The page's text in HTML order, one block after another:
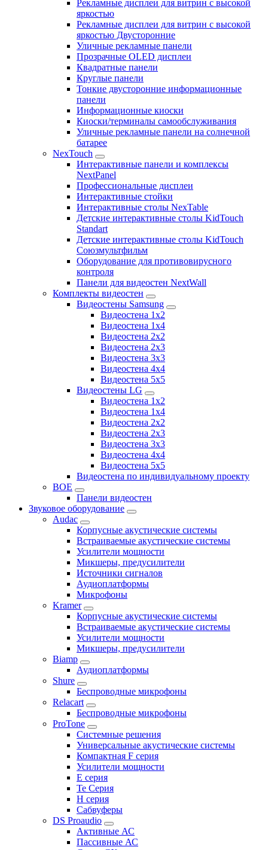
Рекламные дисплеи для витрин с высокой
яркостью
Рекламные дисплеи для витрин с высокой
яркостью Двусторонние
Уличные рекламные панели
Прозрачные OLED дисплеи
Квадратные панели
Круглые панели
Тонкие двусторонние информационные
панели
Информационные киоски
Киоски/терминалы самообслуживания
Уличные рекламные панели на солнечной
батарее
NexTouch
Интерактивные панели и комплексы
NextPanel
Профессиональные дисплеи
Интерактивные стойки
Интерактивные столы NexTable
Детские интерактивные столы KidTouch
Standart
Детские интерактивные столы KidTouch
Союзмультфильм
Оборудование для противовирусного
контроля
Панели для видеостен NextWall
Комплекты видеостен
Видеостены Samsung
Видеостена 1x2
Видеостена 1x4
Видеостена 2x2
Видеостена 2х3
Видеостена 3x3
Видеостена 4x4
Видеостена 5x5
Видеостены LG
Видеостена 1x2
Видеостена 1x4
Видеостена 2x2
Видеостена 2x3
Видеостена 3x3
Видеостена 4x4
Видеостена 5x5
Видеостена по индивидуальному проекту
BOE
Панели видеостен
Звуковое оборудование
Audac
Корпусные акустические системы
Встраиваемые акустические системы
Усилители мощности
Микшеры, предусилители
Источники сигналов
Аудиоплатформы
Микрофоны
Kramer
Корпусные акустические системы
Встраиваемые акустические системы
Усилители мощности
Микшеры, предусилители
Biamp
Аудиоплатформы
Shure
Беспроводные микрофоны
Relacart
Беспроводные микрофоны
ProTone
Системные решения
Универсальные акустические системы
Компактная F серия
Усилители мощности
E серия
Te Серия
H серия
Сабвуферы
DS Proaudio
Активные АС
Пассивные АС